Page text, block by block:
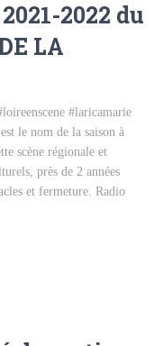
2022 du
LA
#laricamarie
le nom de la saison à
scène régionale et
près de 2 années
et fermeture. Radio